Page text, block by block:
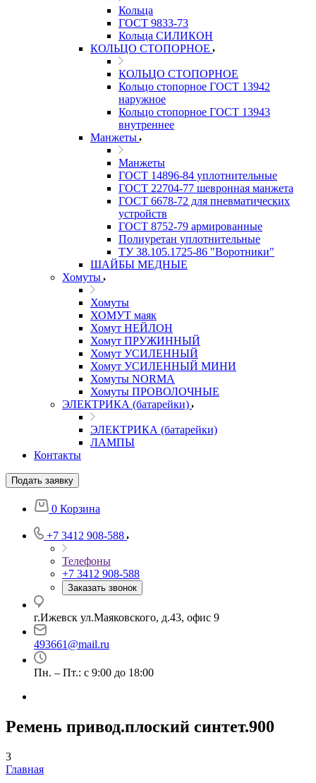
Кольца
ГОСТ 9833-73
Кольца СИЛИКОН
КОЛЬЦО СТОПОРНОЕ
КОЛЬЦО СТОПОРНОЕ
Кольцо стопорное ГОСТ 13942
наружное
Кольцо стопорное ГОСТ 13943
внутреннее
Манжеты
Манжеты
ГОСТ 14896-84 уплотнительные
ГОСТ 22704-77 шевронная манжета
ГОСТ 6678-72 для пневматических
устройств
ГОСТ 8752-79 армированные
Полиуретан уплотнительные
ТУ 38.105.1725-86 "Воротники"
ШАЙБЫ МЕДНЫЕ
Хомуты
Хомуты
ХОМУТ маяк
Хомут НЕЙЛОН
Хомут ПРУЖИННЫЙ
Хомут УСИЛЕННЫЙ
Хомут УСИЛЕННЫЙ МИНИ
Хомуты NORMA
Хомуты ПРОВОЛОЧНЫЕ
ЭЛЕКТРИКА (батарейки)
ЭЛЕКТРИКА (батарейки)
ЛАМПЫ
Контакты
Подать заявку
0 Корзина
+7 3412 908-588
Телефоны
+7 3412 908-588
Заказать звонок
г.Ижевск ул.Маяковского, д.43, офис 9
493661@mail.ru
Пн. – Пт.: с 9:00 до 18:00
Ремень привод.плоский синтет.900
3
Главная